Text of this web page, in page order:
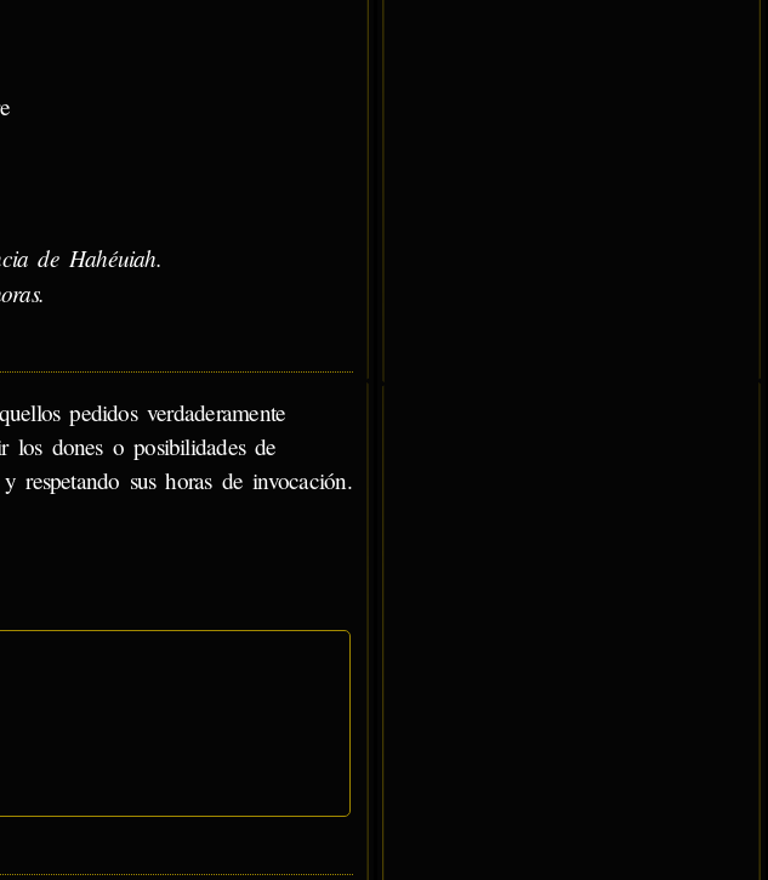
de Hahéuiah.
pedidos verdaderamente
los dones o posibilidades de
respetando sus horas de invocación.